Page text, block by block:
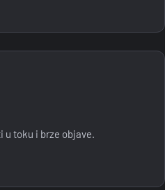
u toku i brze objave.